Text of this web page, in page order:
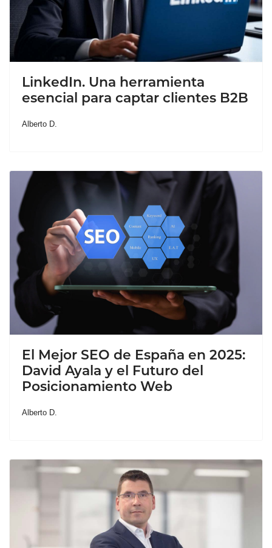
LinkedIn. Una herramienta
esencial para captar clientes B2B
Alberto D.
El Mejor SEO de España en 2025:
David Ayala y el Futuro del
Posicionamiento Web
Alberto D.